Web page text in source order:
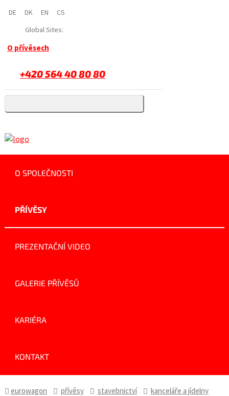
DE DK EN
CS
Global Sites:
O přívěsech
+420 564 40 80 80
O SPOLEČNOSTI
PŘÍVĚSY
PREZENTAČNÍ VIDEO
GALERIE PŘÍVĚSŮ
KARIÉRA
KONTAKT
eurowagon přívěsy stavebnictví
kanceláře a jídelny